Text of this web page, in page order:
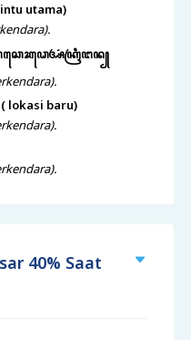
utama)
lokasi baru)
40% Saat